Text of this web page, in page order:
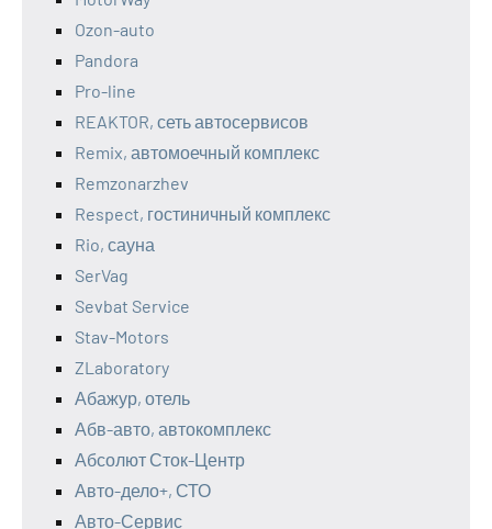
Ozon-auto
Pandora
Pro-line
REAKTOR, сеть автосервисов
Remix, автомоечный комплекс
Remzonarzhev
Respect, гостиничный комплекс
Rio, сауна
SerVag
Sevbat Service
Stav-Motors
ZLaboratory
Абажур, отель
Абв-авто, автокомплекс
Абсолют Сток-Центр
Авто-дело+, СТО
Авто-Сервис